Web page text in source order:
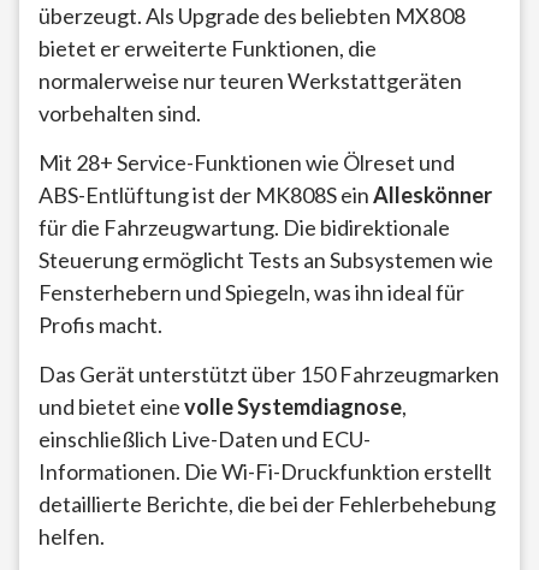
überzeugt. Als Upgrade des beliebten MX808
bietet er erweiterte Funktionen, die
normalerweise nur teuren Werkstattgeräten
vorbehalten sind.
Mit 28+ Service-Funktionen wie Ölreset und
ABS-Entlüftung ist der MK808S einAlleskönner
für die Fahrzeugwartung. Die bidirektionale
Steuerung ermöglicht Tests an Subsystemen wie
Fensterhebern und Spiegeln, was ihn ideal für
Profis macht.
Das Gerät unterstützt über 150 Fahrzeugmarken
und bietet einevolle Systemdiagnose,
einschließlich Live-Daten und ECU-
Informationen. Die Wi-Fi-Druckfunktion erstellt
detaillierte Berichte, die bei der Fehlerbehebung
helfen.